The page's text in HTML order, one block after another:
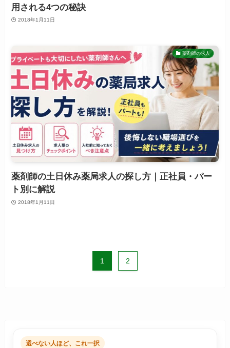
用される4つの秘訣
2018年1月11日
薬剤師の求人
薬剤師の土日休み薬局求人の探し方｜正社員・パー
ト別に解説
2018年1月11日
1 2
選べない人ほど、これ一択